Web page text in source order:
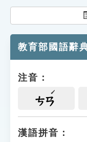
索引選單
單字索引
遊戲專區
教育部國語辭
注音：
ㄘㄢ
漢語拼音：